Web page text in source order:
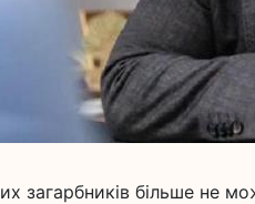
загарбників більше не